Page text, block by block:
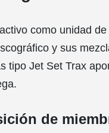
como unidad
y sus
tipo Jet Set Trax
de